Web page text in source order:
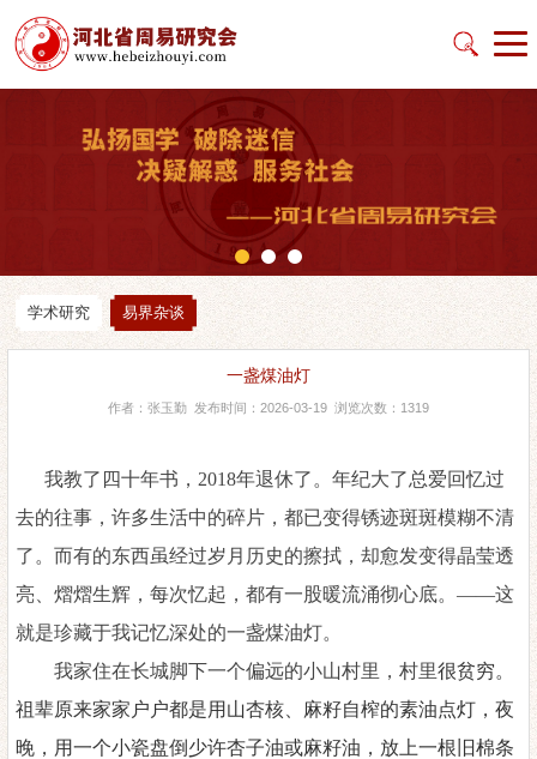
学术研究 易界杂谈
一盏煤油灯
作者：张玉勤 发布时间：2026-03-19 浏览次数：1319
我教了四十年书， 2018年退休了。年纪大了总爱回忆过
去的往事，许多生活中的碎片，都已变得锈迹斑斑模糊不清
了。而有的东西虽经过岁月历史的擦拭，却愈发变得晶莹透
亮、熠熠生辉，每次忆起，都有一股暖流涌彻心底。——这
就是珍藏于我记忆深处的一盏煤油灯。
我家住在长城脚下一个偏远的小山村里，村里很贫穷。
祖辈原来家家户户都是用山杏核、麻籽自榨的素油点灯，夜
晚，用一个小瓷盘倒少许杏子油或麻籽油，放上一根旧棉条